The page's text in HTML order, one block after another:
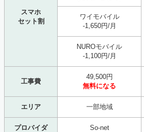
スマホ
セット割
ワイモバイル
-1,650円/月
NUROモバイル
-1,100円/月
工事費
49,500円
無料になる
エリア 一部地域
プロバイダ So-net